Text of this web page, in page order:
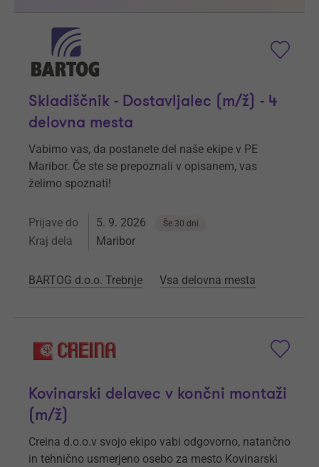
Skladiščnik - Dostavljalec (m/ž) - 4
delovna mesta
Vabimo vas, da postanete del naše ekipe v PE
Maribor. Če ste se prepoznali v opisanem, vas
želimo spoznati!
Prijave do 5. 9. 2026 Še 30 dni
Kraj dela Maribor
BARTOG d.o.o. Trebnje Vsa delovna mesta
Kovinarski delavec v končni montaži
(m/ž)
Creina d.o.o.v svojo ekipo vabi odgovorno, natančno
in tehnično usmerjeno osebo za mesto Kovinarski